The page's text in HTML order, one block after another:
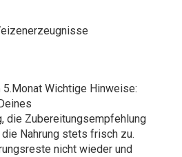
Wichtige Hinweise:
die Zubereitungsempfehlung
Nahrung stets frisch zu.
nicht wieder und